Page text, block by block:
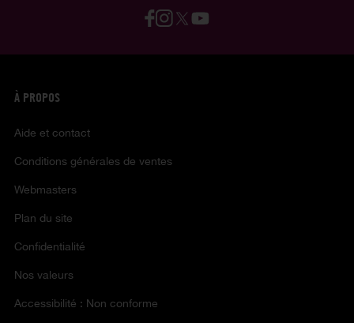
À PROPOS
Aide et contact
Conditions générales de ventes
Webmasters
Plan du site
Confidentialité
Nos valeurs
Accessibilité : Non conforme